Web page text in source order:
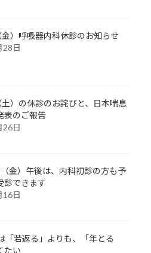
）呼吸器内科休診のお知らせ
28日
）の休診のお詫びと、日本喘息
表のご報告
26日
金）午後は、内科初診の方も予
診できます
16日
「若返る」よりも、「年とる
たい